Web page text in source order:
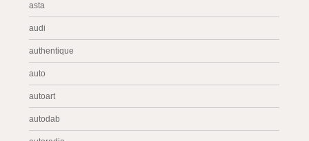
asta
audi
authentique
auto
autoart
autodab